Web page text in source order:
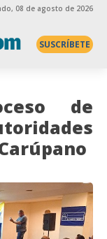
, 08 de agosto de 2026
SUSCRÍBETE
de